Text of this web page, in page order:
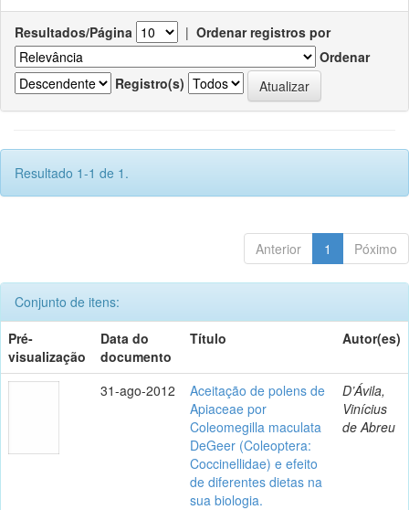
Resultados/Página | Ordenar registros por
Ordenar
Registro(s)
Resultado 1-1 de 1.
Anterior 1 Póximo
Conjunto de itens:
Pré-
visualização
Data do
documento
Título Autor(es)
31-ago-2012
Aceitação de polens de
Apiaceae por
Coleomegilla maculata
DeGeer (Coleoptera:
Coccinellidae) e efeito
de diferentes dietas na
sua biologia.
D’Ávila,
Vinícius
de Abreu